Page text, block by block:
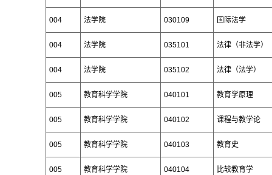
004 法学院 030109 国际法学
004 法学院 035101 法律（非法学）
004 法学院 035102 法律（法学）
005 教育科学学院 040101 教育学原理
005 教育科学学院 040102 课程与教学论
005 教育科学学院 040103 教育史
005 教育科学学院 040104 比较教育学